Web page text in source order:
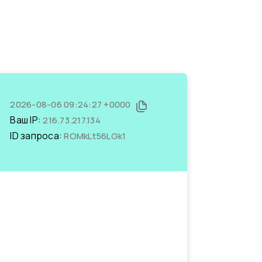
2026-08-06 09:24:27 +0000
Ваш IP:216.73.217.134
ID запроса:ROMkLt56LGk1